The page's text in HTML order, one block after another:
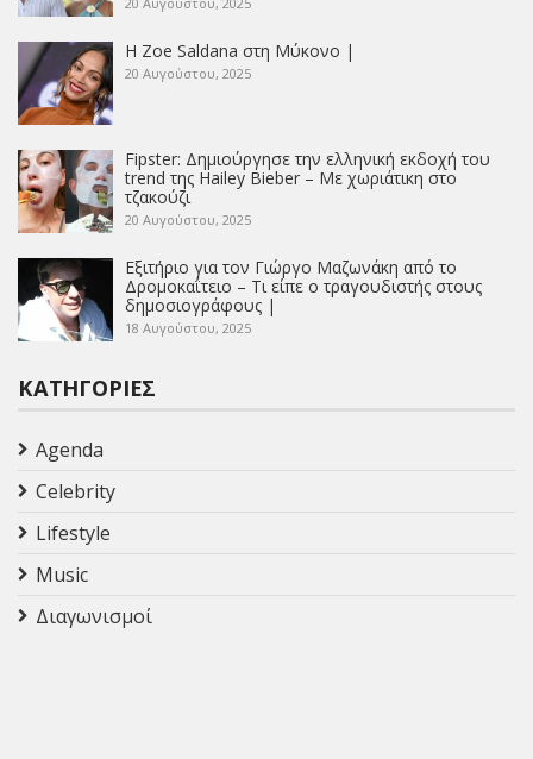
Η Zoe Saldana στη Μύκονο |
20 Αυγούστου, 2025
Fipster: Δημιούργησε την ελληνική εκδοχή του
trend της Hailey Bieber – Με χωριάτικη στο
τζακούζι
20 Αυγούστου, 2025
Εξιτήριο για τον Γιώργο Μαζωνάκη από το
Δρομοκαΐτειο – Τι είπε ο τραγουδιστής στους
δημοσιογράφους |
18 Αυγούστου, 2025
ΚΑΤΗΓΟΡΊΕΣ
Agenda
Celebrity
Lifestyle
Music
Διαγωνισμοί